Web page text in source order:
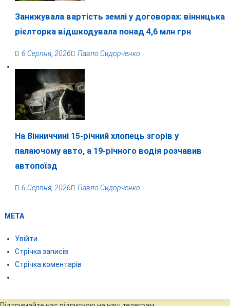
Занижувала вартість землі у договорах: вінницька
рієлторка відшкодувала понад 4,6 млн грн
6 Серпня, 2026 Павло Сидорченко
На Вінниччині 15-річний хлопець згорів у
палаючому авто, а 19-річного водія розчавив
автопоїзд
6 Серпня, 2026 Павло Сидорченко
МЕТА
Увійти
Стрічка записів
Стрічка коментарів